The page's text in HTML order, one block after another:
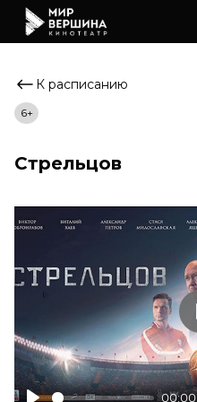
К расписанию
Стрельцов
6+
00:00